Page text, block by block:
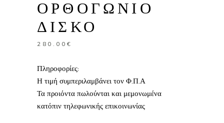
ΟΡΘΟΓΩΝΙΟ
ΔΙΣΚΟ
280.00 €
Πληροφορίες:
Η τιμή συμπεριλαμβάνει τον Φ.Π.Α
Τα προιόντα πωλούνται και μεμονωμένα
κατόπιν τηλεφωνικής επικοινωνίας